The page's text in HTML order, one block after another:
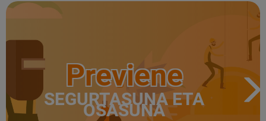
Previene
SEGURTASUNA ETA
OSASUNA